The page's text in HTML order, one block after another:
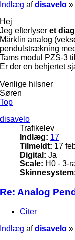
Indlæg afdisavelo »
Hej
Jeg efterlyser et
Märklin analog
pendulstrækning
Tams modul PZS-3
Er der en behjertet
Venlige hilsner
Søren
Top
disavelo
Trafikelev
Indlæg: 17
Tilmeldt: 17
Digital: Ja
Scale: H0 - 3-
Skinnesystem:
Re: Analog
Citer
Indlæg afdisavelo »